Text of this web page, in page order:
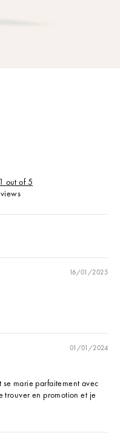
out of 5
16/01/2025
01/01/2024
marie parfaitement avec
trouver en promotion et je